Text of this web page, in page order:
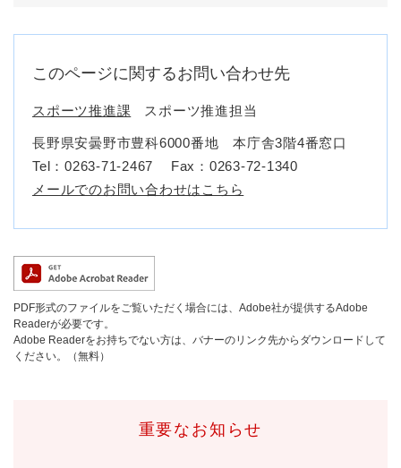
このページに関するお問い合わせ先
スポーツ推進課 スポーツ推進担当
長野県安曇野市豊科6000番地 本庁舎3階4番窓口
Tel：0263-71-2467
Fax：0263‐72‐1340
メールでのお問い合わせはこちら
PDF形式のファイルをご覧いただく場合には、Adobe社が提供するAdobe
Readerが必要です。
Adobe Readerをお持ちでない方は、バナーのリンク先からダウンロードして
ください。（無料）
重要なお知らせ